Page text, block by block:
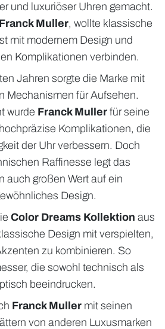
und luxuriöser Uhren gemacht.
Franck Muller, wollte klassische
mit modernem Design und
Komplikationen verbinden.
Jahren sorgte die Marke mit
Mechanismen für Aufsehen.
wurde Franck Muller für seine
Komplikationen, die
der Uhr verbessern. Doch
Raffinesse legt das
auch großen Wert auf ein
Design.
Color Dreams Kollektion aus
Design mit verspielten,
zu kombinieren. So
die sowohl technisch als
beeindrucken.
Franck Mullermit seinen
von anderen Luxusmarken